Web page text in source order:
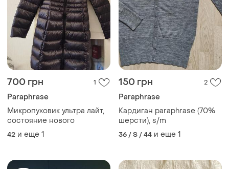
700 грн 1
Paraphrase
Микропуховик ультра лайт,
состояние нового
42 и еще 1
150 грн 2
Paraphrase
Кардиган paraphrase (70%
шерсти), s/m
36 / S / 44 и еще 1